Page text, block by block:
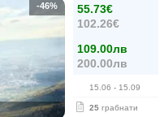
55.73€
102.26€
109.00лв
200.00лв
15.06 - 15.09
25 грабнати
-46%